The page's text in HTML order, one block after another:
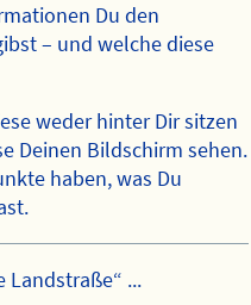
Du den
– und welche diese
weder hinter Dir sitzen
Deinen Bildschirm sehen.
haben, was Du
Landstraße“ ...